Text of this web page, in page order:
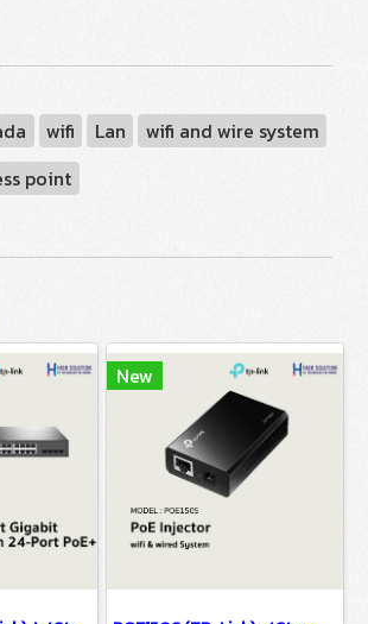
wifi Lan
wifi and wire system
point
New